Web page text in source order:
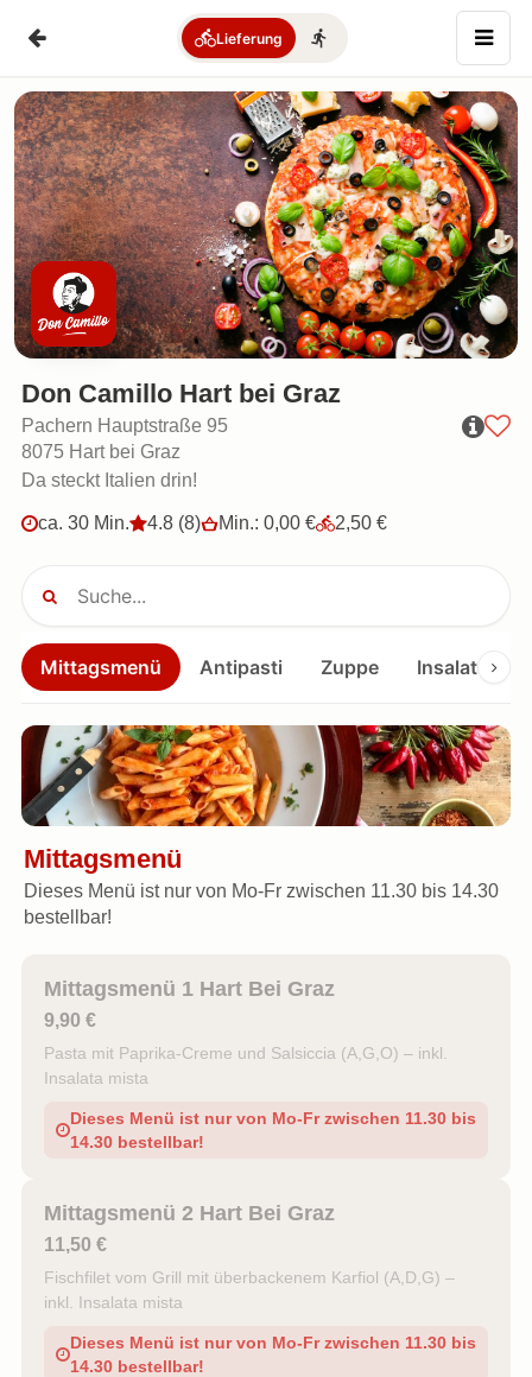
Lieferung
Don Camillo Hart bei Graz–
Pachern Hauptstraße 95
8075 Hart bei Graz
Da steckt Italien drin!
ca. 30 Min. 4.8 (8) Min.: 0,00 € 2,50 €
Mittagsmenü Antipasti Zuppe Insalate
Mittagsmenü
Dieses Menü ist nur von Mo-Fr zwischen 11.30 bis 14.30
bestellbar!
Mittagsmenü 1 Hart Bei Graz
9,90 €
Pasta mit Paprika-Creme und Salsiccia (A,G,O) – inkl.
Insalata mista
Dieses Menü ist nur von Mo-Fr zwischen 11.30 bis
14.30 bestellbar!
Mittagsmenü 2 Hart Bei Graz
11,50 €
Fischfilet vom Grill mit überbackenem Karfiol (A,D,G) –
inkl. Insalata mista
Dieses Menü ist nur von Mo-Fr zwischen 11.30 bis
14.30 bestellbar!